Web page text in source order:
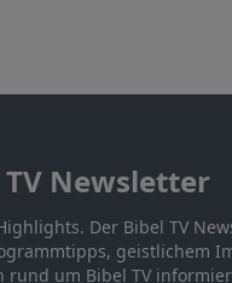
TV Newsletter
Der Bibel TV
geistlichem
rund um Bibel TV